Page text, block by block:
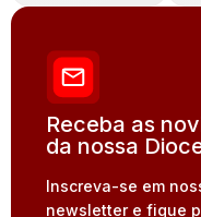
Receba as
da nossa
Inscreva-se em
newsletter e fique